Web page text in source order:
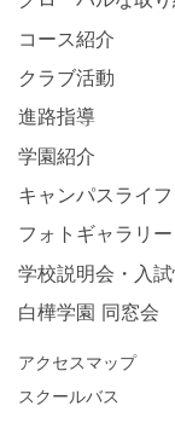
コース紹介
クラブ活動
進路指導
学園紹介
キャンパスライフ
フォトギャラリー
学校説明会・入
白樺学園 同窓会
アクセスマップ
スクールバス